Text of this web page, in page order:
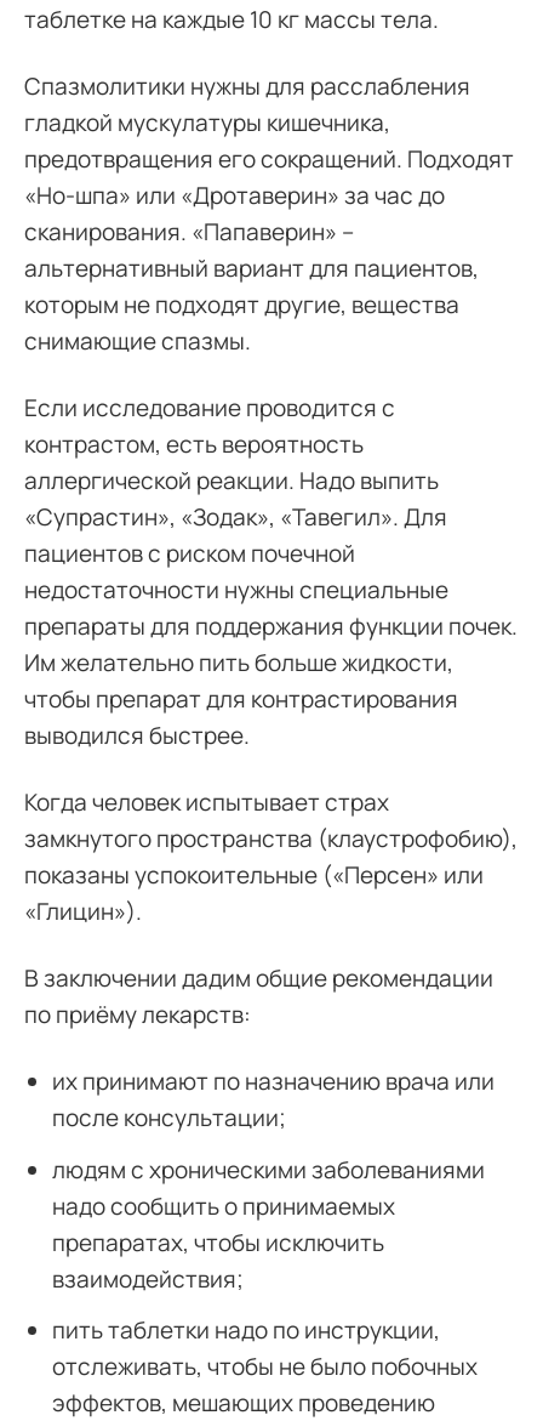
таблетке на каждые 10 кг массы тела.
Спазмолитики нужны для расслабления
гладкой мускулатуры кишечника,
предотвращения его сокращений. Подходят
«Но-шпа» или «Дротаверин» за час до
сканирования. «Папаверин» –
альтернативный вариант для пациентов,
которым не подходят другие, вещества
снимающие спазмы.
Если исследование проводится с
контрастом, есть вероятность
аллергической реакции. Надо выпить
«Супрастин», «Зодак», «Тавегил». Для
пациентов с риском почечной
недостаточности нужны специальные
препараты для поддержания функции почек.
Им желательно пить больше жидкости,
чтобы препарат для контрастирования
выводился быстрее.
Когда человек испытывает страх
замкнутого пространства (клаустрофобию),
показаны успокоительные («Персен» или
«Глицин»).
В заключении дадим общие рекомендации
по приёму лекарств:
их принимают по назначению врача или
после консультации;
людям с хроническими заболеваниями
надо сообщить о принимаемых
препаратах, чтобы исключить
взаимодействия;
пить таблетки надо по инструкции,
отслеживать, чтобы не было побочных
эффектов, мешающих проведению